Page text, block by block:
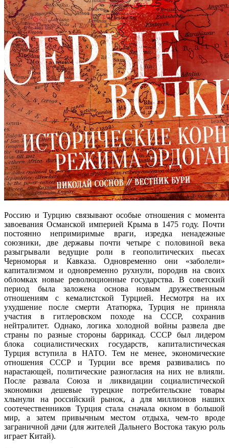
Россию и Турцию связывают особые отношения с момента
завоевания Османской империей Крыма в 1475 году. Почти
постоянно непримиримые враги, изредка ненадежные
союзники, две державы почти четыре с половиной века
разыгрывали ведущие роли в геополитических пьесах
Черноморья и Кавказа. Одновременно они «заболели»
капитализмом и одновременно рухнули, породив на своих
обломках новые революционные государства. В советский
период была заложена основа новым дружественным
отношениям с кемалистской Турцией. Несмотря на их
ухудшение после смерти Ататюрка, Турция не приняла
участия в гитлеровском походе на СССР, сохранив
нейтралитет. Однако, логика холодной войны развела две
страны по разные стороны баррикад. СССР был лидером
блока социалистических государств, капиталистическая
Турция вступила в НАТО. Тем не менее, экономические
отношения СССР и Турции все время развивались по
нарастающей, политические разногласия на них не влияли.
После развала Союза и ликвидации социалистической
экономики дешевые турецкие потребительские товары
хлынули на российский рынок, а для миллионов наших
соотечественников Турция стала сначала окном в большой
мир, а затем привычным местом отдыха, чем-то вроде
заграничной дачи (для жителей Дальнего Востока такую роль
играет Китай).